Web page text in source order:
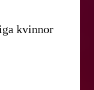
kvinnor